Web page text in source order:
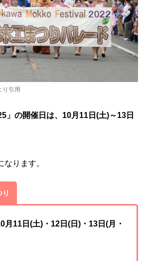
り引用
」の開催日は、10月11日(土)～13日
ります。
月11日(土)・12日(日)・13日(月・